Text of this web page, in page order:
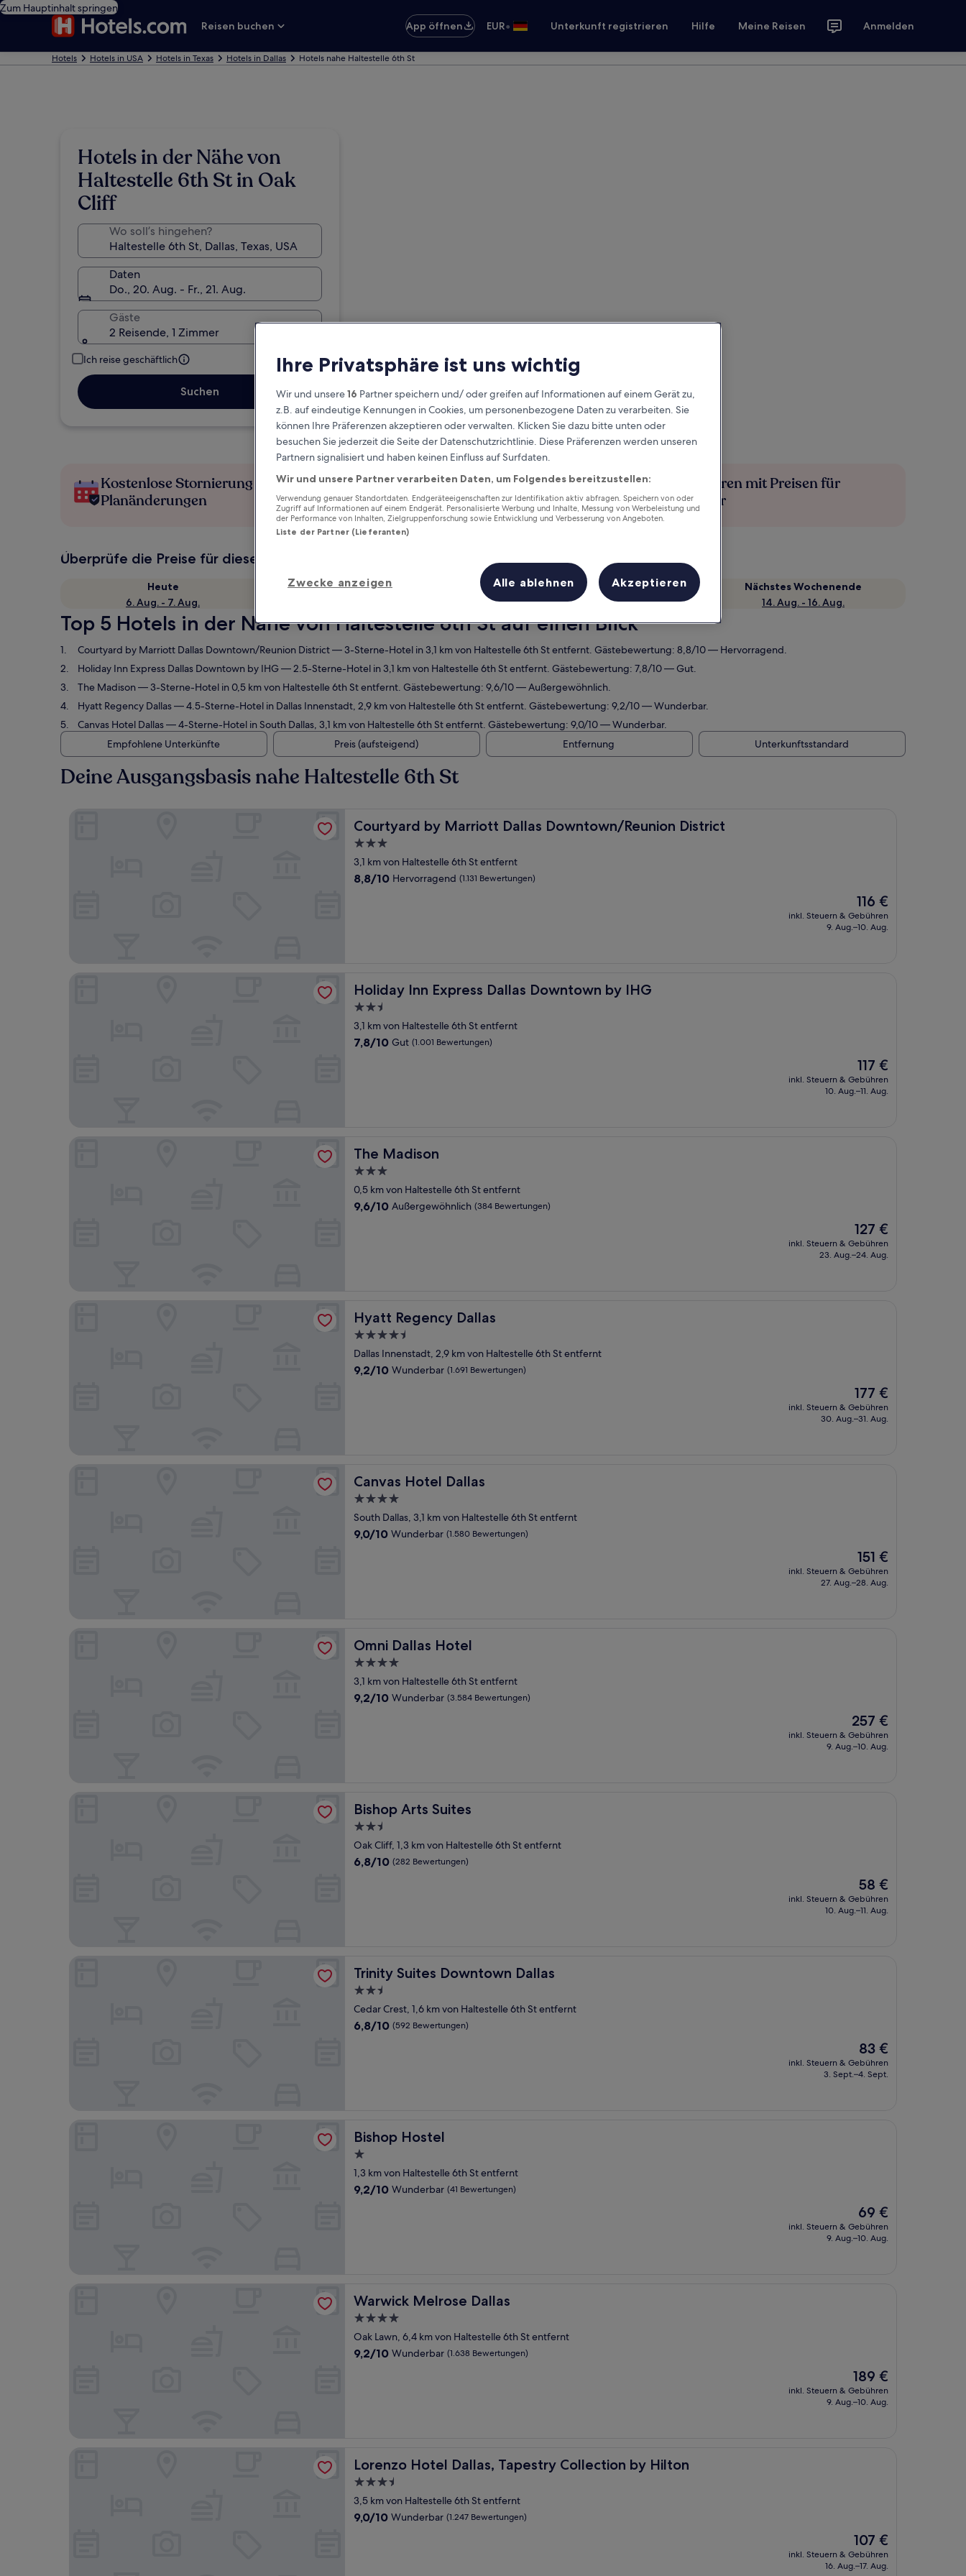
Zum Hauptinhalt springen
Reisen buchen
App öffnen EUR• Unterkunft registrieren Hilfe Meine Reisen Anmelden
Hotels Hotels in USA Hotels in Texas Hotels in Dallas Hotels nahe Haltestelle 6th St
Hotels in der Nähe von
Haltestelle 6th St in Oak
Cliff
Wo soll’s hingehen?
Daten
Do., 20. Aug. - Fr., 21. Aug.
Gäste
2 Reisende, 1 Zimmer
Ich reise geschäftlich
Suchen
Kostenlose Stornierung bei
Planänderungen
Verdiene Prämien für jede
wahrgenommene Übernachtung
Mehr sparen mit Preisen für
Mitglieder
Überprüfe die Preise für diese Daten
Heute
6. Aug. - 7. Aug.
Morgen
Dieses Wochenende
7. Aug. - 9. Aug.
Nächstes Wochenende
14. Aug. - 16. Aug.
Top 5 Hotels in der Nähe von Haltestelle 6th St auf einen Blick
Courtyard by Marriott Dallas Downtown/Reunion District— 3-Sterne-Hotel in 3,1 km von Haltestelle 6th St entfernt. Gästebewertung: 8,8/10 — Hervorragend.
Holiday Inn Express Dallas Downtown by IHG— 2.5-Sterne-Hotel in 3,1 km von Haltestelle 6th St entfernt. Gästebewertung: 7,8/10 — Gut.
The Madison— 3-Sterne-Hotel in 0,5 km von Haltestelle 6th St entfernt. Gästebewertung: 9,6/10 — Außergewöhnlich.
Hyatt Regency Dallas— 4.5-Sterne-Hotel in Dallas Innenstadt, 2,9 km von Haltestelle 6th St entfernt. Gästebewertung: 9,2/10 — Wunderbar.
Canvas Hotel Dallas— 4-Sterne-Hotel in South Dallas, 3,1 km von Haltestelle 6th St entfernt. Gästebewertung: 9,0/10 — Wunderbar.
Empfohlene Unterkünfte
Preis (aufsteigend) Entfernung Unterkunftsstandard
Deine Ausgangsbasis nahe Haltestelle 6th St
Courtyard by Marriott Dallas Downtown/Reunion District
Courtyard by Marriott Dallas Downtown/Reunion District
3.0-
Sterne-
Unterkunft
3,1 km von Haltestelle 6th St entfernt
8.8
8,8/10 Hervorragend (1.131 Bewertungen)
Der
Preis
beträgt
116 €
inkl. Steuern & Gebühren
9. Aug.–10. Aug.
Courtyard by Marriott Dallas Downtown/Reunion District
Holiday Inn Express Dallas Downtown by IHG
Holiday Inn Express Dallas Downtown by IHG
2.5-
Sterne-
Unterkunft
3,1 km von Haltestelle 6th St entfernt
7.8
7,8/10 Gut (1.001 Bewertungen)
Der
Preis
beträgt
117 €
inkl. Steuern & Gebühren
10. Aug.–11. Aug.
The Madison
The Madison
3.0-
Sterne-
Unterkunft
0,5 km von Haltestelle 6th St entfernt
9.6
9,6/10 Außergewöhnlich (384 Bewertungen)
Der
Preis
beträgt
127 €
inkl. Steuern & Gebühren
23. Aug.–24. Aug.
Hyatt Regency Dallas
Hyatt Regency Dallas
4.5-
Sterne-
Unterkunft
Dallas Innenstadt, 2,9 km von Haltestelle 6th St entfernt
9.2
9,2/10 Wunderbar (1.691 Bewertungen)
Der
Preis
beträgt
177 €
inkl. Steuern & Gebühren
30. Aug.–31. Aug.
Canvas Hotel Dallas
Canvas Hotel Dallas
4.0-
Sterne-
Unterkunft
South Dallas, 3,1 km von Haltestelle 6th St entfernt
9.0
9,0/10 Wunderbar (1.580 Bewertungen)
Der
Preis
beträgt
151 €
inkl. Steuern & Gebühren
27. Aug.–28. Aug.
Omni Dallas Hotel
Omni Dallas Hotel
4.0-
Sterne-
Unterkunft
3,1 km von Haltestelle 6th St entfernt
9.2
9,2/10 Wunderbar (3.584 Bewertungen)
Der
Preis
beträgt
257 €
inkl. Steuern & Gebühren
9. Aug.–10. Aug.
Bishop Arts Suites
Bishop Arts Suites
2.5-
Sterne-
Unterkunft
Oak Cliff, 1,3 km von Haltestelle 6th St entfernt
6.8
6,8/10 (282 Bewertungen)
Der
Preis
beträgt
58 €
inkl. Steuern & Gebühren
10. Aug.–11. Aug.
Trinity Suites Downtown Dallas
Trinity Suites Downtown Dallas
2.5-
Sterne-
Unterkunft
Cedar Crest, 1,6 km von Haltestelle 6th St entfernt
6.8
6,8/10 (592 Bewertungen)
Der
Preis
beträgt
83 €
inkl. Steuern & Gebühren
3. Sept.–4. Sept.
Bishop Hostel
Bishop Hostel
1.0-
Stern-
Unterkunft
1,3 km von Haltestelle 6th St entfernt
9.2
9,2/10 Wunderbar (41 Bewertungen)
Der
Preis
beträgt
69 €
inkl. Steuern & Gebühren
9. Aug.–10. Aug.
Warwick Melrose Dallas
Warwick Melrose Dallas
4.0-
Sterne-
Unterkunft
Oak Lawn, 6,4 km von Haltestelle 6th St entfernt
9.2
9,2/10 Wunderbar (1.638 Bewertungen)
Der
Preis
beträgt
189 €
inkl. Steuern & Gebühren
9. Aug.–10. Aug.
Lorenzo Hotel Dallas, Tapestry Collection by Hilton
Lorenzo Hotel Dallas, Tapestry Collection by Hilton
3.5-
Sterne-
Unterkunft
3,5 km von Haltestelle 6th St entfernt
9.0
9,0/10 Wunderbar (1.247 Bewertungen)
Der
Preis
beträgt
107 €
inkl. Steuern & Gebühren
16. Aug.–17. Aug.
Lorenzo Hotel Dallas, Tapestry Collection by Hilton
Ihre Privatsphäre ist uns wichtig
Wir und unsere16 Partner speichern und/ oder greifen auf Informationen auf einem Gerät zu,
z.B. auf eindeutige Kennungen in Cookies, um personenbezogene Daten zu verarbeiten. Sie
können Ihre Präferenzen akzeptieren oder verwalten. Klicken Sie dazu bitte unten oder
besuchen Sie jederzeit die Seite der Datenschutzrichtlinie. Diese Präferenzen werden unseren
Partnern signalisiert und haben keinen Einfluss auf Surfdaten.
Wir und unsere Partner verarbeiten Daten, um Folgendes bereitzustellen:
Verwendung genauer Standortdaten. Endgeräteeigenschaften zur Identifikation aktiv abfragen. Speichern von oder
Zugriff auf Informationen auf einem Endgerät. Personalisierte Werbung und Inhalte, Messung von Werbeleistung und
der Performance von Inhalten, Zielgruppenforschung sowie Entwicklung und Verbesserung von Angeboten.
Liste der Partner (Lieferanten)
Zwecke anzeigen Alle ablehnen Akzeptieren